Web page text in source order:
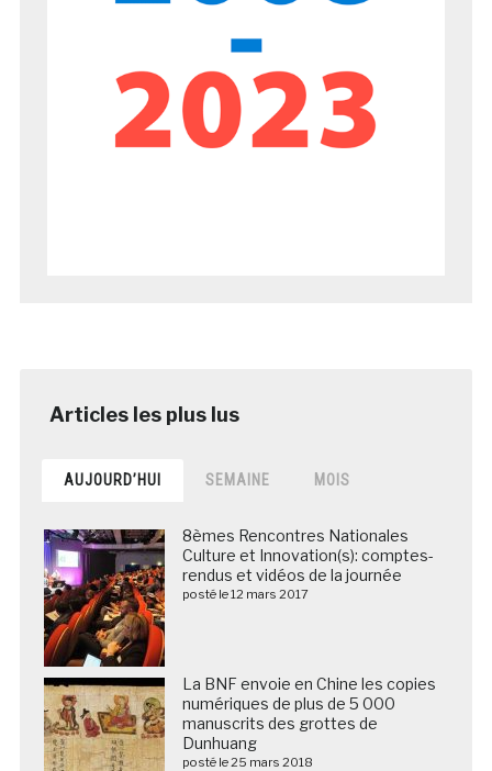
AUJOURD’HUI SEMAINE MOIS
8èmes Rencontres Nationales
Culture et Innovation(s): comptes-
rendus et vidéos de la journée
posté le 12 mars 2017
La BNF envoie en Chine les copies
numériques de plus de 5 000
manuscrits des grottes de
Dunhuang
posté le 25 mars 2018